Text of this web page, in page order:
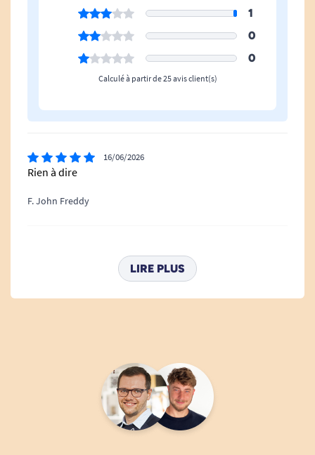
1
0
0
Calculé à partir de 25 avis client(s)
16/06/2026
Rien à dire
F. John Freddy
31/08/2025
LIRE PLUS